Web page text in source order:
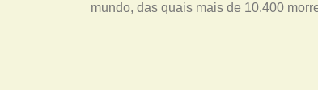
mundo, das quais mais de 10.400